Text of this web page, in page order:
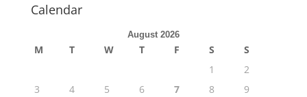
Calendar
August 2026
M T W T F S
S
1
2
3
4 5 6 7 8
9